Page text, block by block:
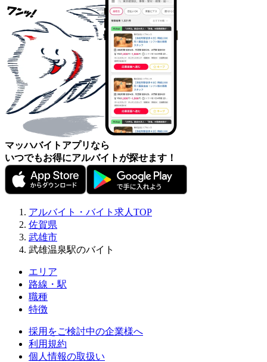
マッハバイトアプリなら
いつでもお得にアルバイトが探せます！
アルバイト・バイト求人TOP
佐賀県
武雄市
武雄温泉駅のバイト
エリア
路線・駅
職種
特徴
採用をご検討中の企業様へ
利用規約
個人情報の取扱い